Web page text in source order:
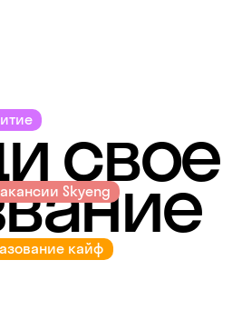
свое
кайф
Skyeng